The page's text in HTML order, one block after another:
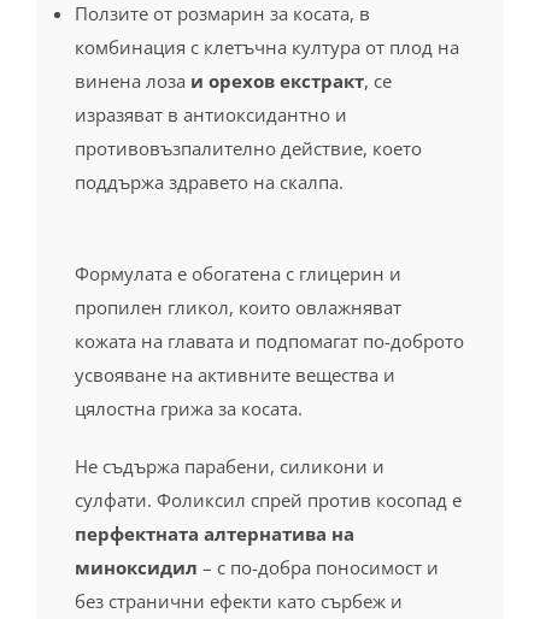
Ползите от розмарин за косата, в
комбинация с клетъчна култура от плод на
винена лоза и орехов екстракт, се
изразяват в антиоксидантно и
противовъзпалително действие, което
поддържа здравето на скалпа.
Формулата е обогатена с глицерин и
пропилен гликол, които овлажняват
кожата на главата и подпомагат по-доброто
усвояване на активните вещества и
цялостна грижа за косата.
Не съдържа парабени, силикони и
сулфати. Фоликсил спрей против косопад е
перфектната алтернатива на
миноксидил – с по-добра поносимост и
без странични ефекти като сърбеж и